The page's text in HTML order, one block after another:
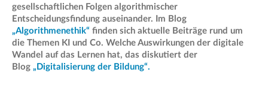
gesellschaftlichen Folgen algorithmischer
Entscheidungsfindung auseinander. Im Blog
„Algorithmenethik“ finden sich aktuelle Beiträge rund um
die Themen KI und Co. Welche Auswirkungen der digitale
Wandel auf das Lernen hat, das diskutiert der
Blog „Digitalisierung der Bildung“.